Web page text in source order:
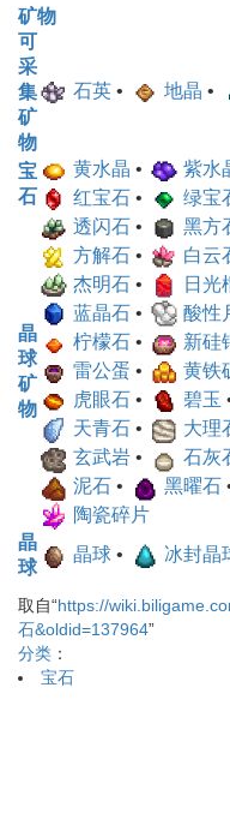
矿物
可
采
集
矿
物
石英 • 地晶 •
宝
石
黄水晶 • 紫水
红宝石 • 绿宝
晶
球
矿
物
透闪石 • 黑方
方解石 • 白云
杰明石 • 日光
蓝晶石 • 酸性
柠檬石 • 新硅
雷公蛋 • 黄铁
虎眼石 • 碧玉
天青石 • 大理
玄武岩 • 石灰
泥石 • 黑曜石
陶瓷碎片
晶
球
晶球 • 冰封晶
取自“https://
石&oldid=137964”
分类 ：
宝石